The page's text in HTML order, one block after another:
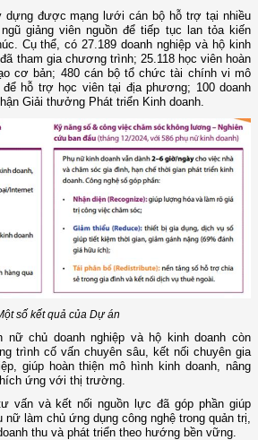
dựng được mạng lưới cán bộ hỗ trợ tại nhiều
giảng viên nguồn để tiếp tục lan tỏa kiến
Cụ thể, có 27.189 doanh nghiệp và hộ kinh
tham gia chương trình; 25.118 học viên hoàn
cơ bản; 480 cán bộ tổ chức tài chính vi mô
hỗ trợ học viên tại địa phương; 100 doanh
Giải thưởng Phát triển Kinh doanh.
số kết quả của Dự án
nữ chủ doanh nghiệp và hộ kinh doanh còn
trình cố vấn chuyên sâu, kết nối chuyên gia
giúp hoàn thiện mô hình kinh doanh, nâng
ứng với thị trường.
vấn và kết nối nguồn lực đã góp phần giúp
nữ làm chủ ứng dụng công nghệ trong quản trị,
thu và phát triển theo hướng bền vững.